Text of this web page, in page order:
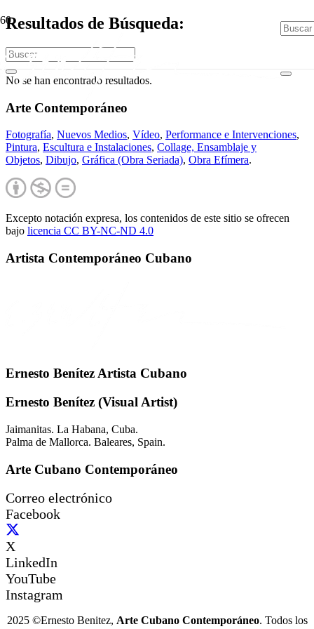
Resultados de Búsqueda:
No se han encontrado resultados.
Arte Contemporáneo
Fotografía, Nuevos Medios, Vídeo, Performance e Intervenciones,
Pintura, Escultura e Instalaciones, Collage, Ensamblaje y
Objetos, Dibujo, Gráfica (Obra Seriada), Obra Efímera.
Excepto notación expresa, los contenidos de este sitio se ofrecen
bajo licencia CC BY-NC-ND 4.0
Artista Contemporáneo Cubano
Ernesto Benítez Artista Cubano
Ernesto Benítez (Visual Artist)
Jaimanitas. La Habana, Cuba.
Palma de Mallorca. Baleares, Spain.
Arte Cubano Contemporáneo
Correo electrónico
Facebook
X
LinkedIn
YouTube
Instagram
2025 ©Ernesto Benitez, Arte Cubano Contemporáneo. Todos los